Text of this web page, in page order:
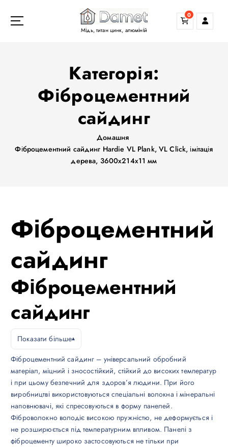
Мідь, титан цинк, алюміній
0
Категорія:
Фіброцементний
сайдинг
Домашня
Фіброцементний сайдинг Hardie VL Plank, VL Click, імітація
дерева, 3600х214х11 мм
Фіброцементний
сайдинг
Фіброцементний
сайдинг
Показати більше
Фіброцементний сайдинг – універсальний обробний
матеріал, міцний і зносостійкий, стійкий до високих температур
і при цьому безпечний для здоров’я людини. При його
виробництві використовуються спеціальні волокна і мінеральні
наповнювачі, які спресовуються в форму панелей.
Фіброволокно володіє високою пружністю, не деформується і
не розширюється під температурним впливом. Панелі з
фіброцементу широко застосовуються не тільки при